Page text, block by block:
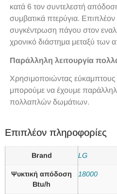
κατά 6 τον συντελεστή
συμβατικά πτερύγια.
συγκέντρωση πάγου στον
χρονικό διάστημα μεταξύ των
Παράλληλη λειτουργία
Χρησιμοποιώντας
μπορούμε να έχουμε
πολλαπλών δωμάτιων.
Επιπλέον πληροφορίες
Brand LG
Ψυκτική απόδοση
Btu/h
18000